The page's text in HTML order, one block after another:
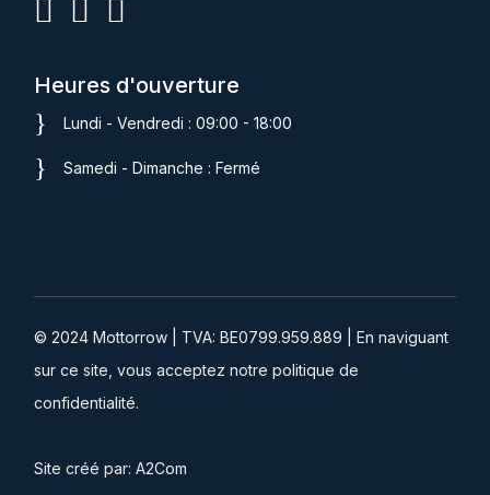
Heures d'ouverture
Lundi - Vendredi : 09:00 - 18:00
Samedi - Dimanche : Fermé
© 2024 Mottorrow | TVA: BE0799.959.889 | En naviguant
sur ce site, vous acceptez notrepolitique de
confidentialité.
Site créé par:A2Com